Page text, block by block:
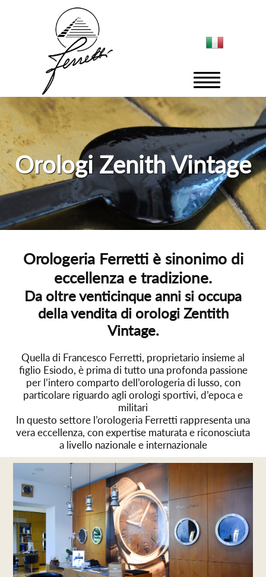
Orologi Zenith Vintage
Orologeria Ferretti è sinonimo di
eccellenza e tradizione.
Da oltre venticinque anni si occupa
della vendita di orologi Zentith
Vintage.
Quella di Francesco Ferretti, proprietario insieme al
figlio Esiodo, è prima di tutto una profonda passione
per l’intero comparto dell’orologeria di lusso, con
particolare riguardo agli orologi sportivi, d’epoca e
militari
In questo settore l’orologeria Ferretti rappresenta una
vera eccellenza, con expertise maturata e riconosciuta
a livello nazionale e internazionale